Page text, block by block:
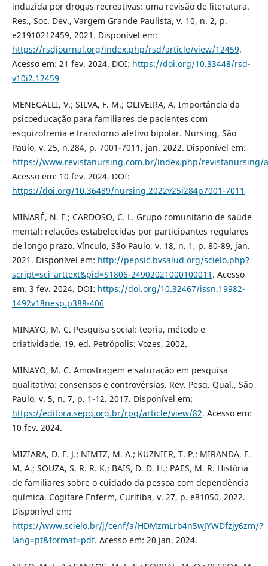
induzida por drogas recreativas: uma revisão de literatura.
Res., Soc. Dev., Vargem Grande Paulista, v. 10, n. 2, p.
e21910212459, 2021. Disponível em:
https://rsdjournal.org/index.php/rsd/article/view/12459.
Acesso em: 21 fev. 2024. DOI: https://doi.org/10.33448/rsd-
v10i2.12459
MENEGALLI, V.; SILVA, F. M.; OLIVEIRA, A. Importância da
psicoeducação para familiares de pacientes com
esquizofrenia e transtorno afetivo bipolar. Nursing, São
Paulo, v. 25, n.284, p. 7001-7011, jan. 2022. Disponível em:
https://www.revistanursing.com.br/index.php/revistanursing/
Acesso em: 10 fev. 2024. DOI:
https://doi.org/10.36489/nursing.2022v25i284p7001-7011
MINARÉ, N. F.; CARDOSO, C. L. Grupo comunitário de saúde
mental: relações estabelecidas por participantes regulares
de longo prazo. Vínculo, São Paulo, v. 18, n. 1, p. 80-89, jan.
2021. Disponível em: http://pepsic.bvsalud.org/scielo.php?
script=sci_arttext&pid=S1806-24902021000100011 . Acesso
em: 3 fev. 2024. DOI: https://doi.org/10.32467/issn.19982-
1492v18nesp.p388-406
MINAYO, M. C. Pesquisa social: teoria, método e
criatividade. 19. ed. Petrópolis: Vozes, 2002.
MINAYO, M. C. Amostragem e saturação em pesquisa
qualitativa: consensos e controvérsias. Rev. Pesq. Qual., São
Paulo, v. 5, n. 7, p. 1-12. 2017. Disponível em:
https://editora.sepq.org.br/rpq/article/view/82. Acesso em:
10 fev. 2024.
MIZIARA, D. F. J.; NIMTZ, M. A.; KUZNIER, T. P.; MIRANDA, F.
M. A.; SOUZA, S. R. R. K.; BAIS, D. D. H.; PAES, M. R. História
de familiares sobre o cuidado da pessoa com dependência
química. Cogitare Enferm, Curitiba, v. 27, p. e81050, 2022.
Disponível em:
https://www.scielo.br/j/cenf/a/HDMzmLrb4n5wJYWDfzjy6zm/?
lang=pt&format=pdf. Acesso em: 20 jan. 2024.